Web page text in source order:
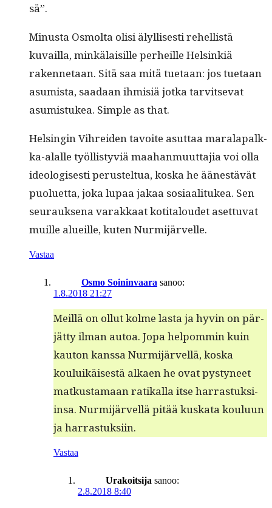
sä”.
Minus­ta Osmol­ta olisi älyl­lis­es­ti rehellistä
kuvail­la, minkälaisille per­heille Helsinkiä
raken­netaan. Sitä saa mitä tue­taan: jos tue­taan
asum­ista, saadaan ihmisiä jot­ka tarvit­se­vat
asum­is­tukea. Sim­ple as that.
Helsin­gin Vihrei­den tavoite asut­taa mar­ala­palk­
ka-alalle työl­listyviä maa­han­muut­ta­jia voi olla
ide­ol­o­gis­es­ti perustel­tua, kos­ka he äänestävät
puoluet­ta, joka lupaa jakaa sosi­aal­i­tukea. Sen
seu­rauk­se­na varakkaat koti­taloudet aset­tuvat
muille alueille, kuten Nurmijärvelle.
Vastaa
Osmo Soininvaara sanoo:
1.8.2018 21:27
Meil­lä on ollut kolme las­ta ja hyvin on pär­
jät­ty ilman autoa. Jopa helpom­min kuin
kau­ton kanssa Nur­mi­järvel­lä, kos­ka
kouluikäis­es­tä alka­en he ovat pystyneet
matkus­ta­maan ratikalla itse har­ras­tuk­si­
in­sa. Nur­mi­järvel­lä pitää kuska­ta koulu­un
ja harrastuksiin.
Vastaa
Urakoitsija sanoo:
2.8.2018 8:40